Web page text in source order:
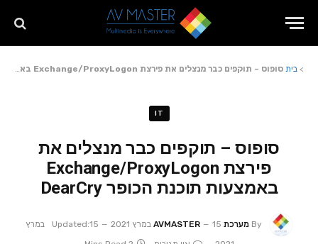
> בית סופוס – תוקפים כבר מנצלים את פירצת Exchange/ProxyLogon באמצעות תוכנת הכופר DearCry
IT
סופוס – תוקפים כבר מנצלים את
פירצת Exchange/ProxyLogon
באמצעות תוכנת הכופר DearCry
By מערכת AVMASTER 15 במרץ 2021 Updated:
15 במרץ